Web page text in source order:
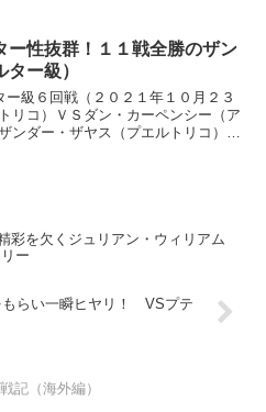
ー性抜群！１１戦全勝のザン
ー級）
ー級６回戦（２０２１年１０月２３
リコ）ＶＳダン・カーペンシー（ア
ンダー・ザヤス（プエルトリコ）１
彩を欠くジュリアン・ウィリアム
ー
もらい一瞬ヒヤリ！ VSプテ
記（海外編）